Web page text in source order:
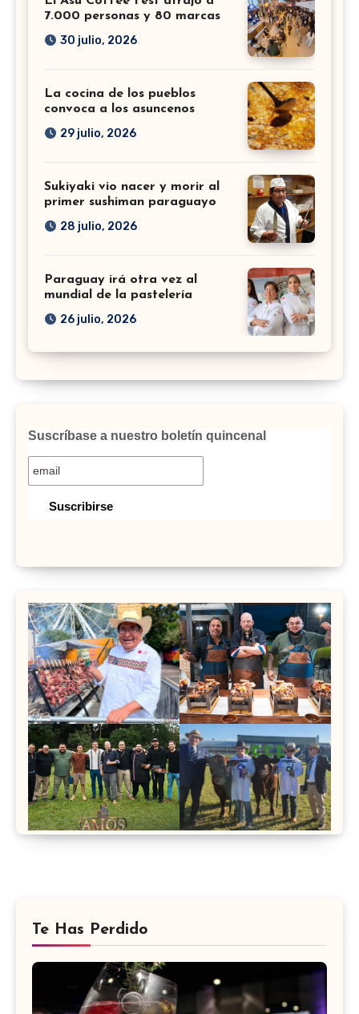
7.000 personas y 80 marcas
30 julio, 2026
La cocina de los pueblos
convoca a los asuncenos
29 julio, 2026
Sukiyaki vio nacer y morir al
primer sushiman paraguayo
28 julio, 2026
Paraguay irá otra vez al
mundial de la pastelería
26 julio, 2026
Suscríbase a nuestro boletín quincenal
Te Has Perdido